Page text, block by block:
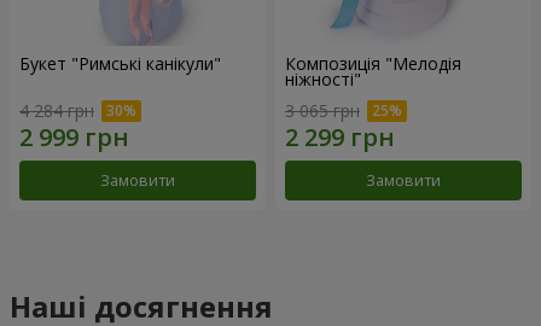
Букет "Римські канікули"
4 284 грн
Замовити
Композиція "Мелодія
ніжності"
3 065 грн
Замовити
Наші досягнення